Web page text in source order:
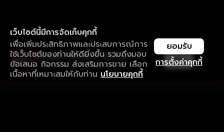
เว็บไซต์นี้มีการจัดเก็บคุกกี้
เพื่อเพิ่มประสิทธิภาพและประสบการณ์การ
ใช้เว็บไซต์ของท่านให้ดียิ่งขึ้น รวมถึงมอบ
ข้อเสนอ กิจกรรม ส่งเสริมการขาย เลือก
เนื้อหาที่เหมาะสมให้กับท่าน นโยบายคุกกี้
การตั้งค่าคุกกี้
ยอมรับ
ใช้งานแอป ลื่นไหลกว่า ไม่มีสะดุด
ดาวน์โหลดแอปเพื่อการรับชมที่ดีกว่า เปิด